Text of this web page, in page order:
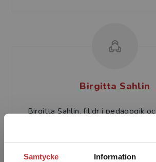
Samtycke Information
Birgitta Sahlin
Birgitta Sahlin, fil.dr i pedagogik
Stockholms universitet. Sahlin har